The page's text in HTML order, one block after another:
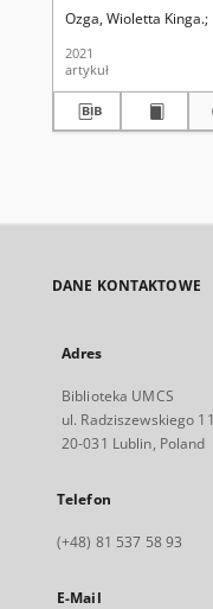
domowej
Ozga, Wioletta Kinga.
2021
artykuł
DANE KONTAKTOWE
Adres
Biblioteka UMCS
ul. Radziszewskiego 11
20-031 Lublin, Poland
Telefon
(+48) 81 537 58 93
E-Mail